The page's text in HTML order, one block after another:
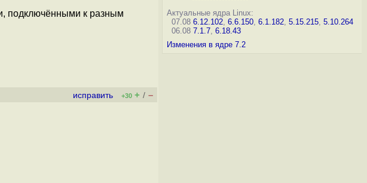
подключёнными к разным
исправить +30 + / –
Актуальные ядра Linux:
07.08 6.12.102, 6.6.150, 6.1.182, 5.15.215, 5.10.264
06.08 7.1.7, 6.18.43
Изменения в ядре 7.2